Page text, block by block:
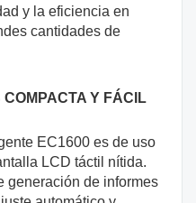
y la eficiencia en
cantidades de
Y FÁCIL
EC1600 es de uso
LCD táctil nítida.
generación de informes